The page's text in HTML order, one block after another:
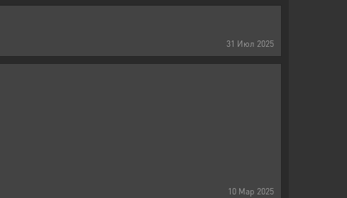
31 Июл 2025
10 Мар 2025